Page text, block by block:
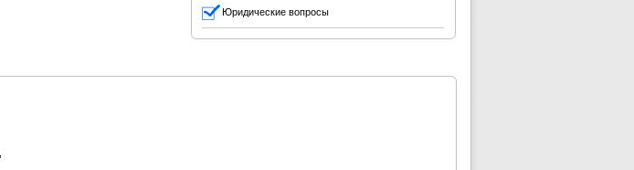
Юридические вопросы